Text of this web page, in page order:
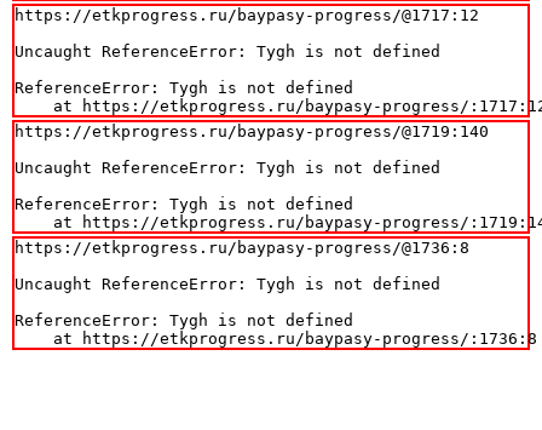
https://etkprogress.ru/baypasy-progress/@1717:12
Uncaught ReferenceError: Tygh is not defined
ReferenceError: Tygh is not defined
at https://etkprogress.ru/baypasy-progress/
https://etkprogress.ru/baypasy-progress/@1719:140
Uncaught ReferenceError: Tygh is not defined
ReferenceError: Tygh is not defined
at https://etkprogress.ru/baypasy-progress/
https://etkprogress.ru/baypasy-progress/@1736:8
Uncaught ReferenceError: Tygh is not defined
ReferenceError: Tygh is not defined
    at https://etkprogress.ru/baypasy-progress/:1736:8